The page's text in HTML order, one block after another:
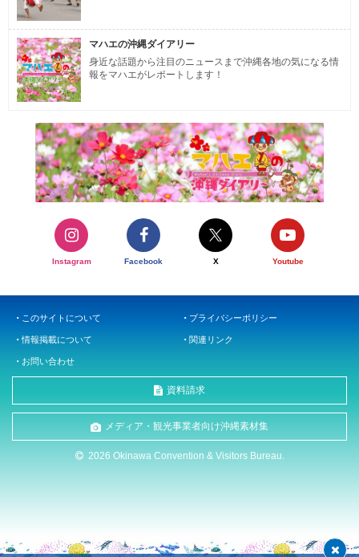
マハエの沖縄ダイアリー
身近な話題から注目のニュースまで沖縄各地の気になる情
報をマハエがレポートします！
Instagram Facebook X Youtube
このサイトについて プライバシーポリシー
情報掲載について 関連リンク
お問い合わせ
資料請求
メディア・観光事業者向け沖縄素材集
2026 Okinawa Convention & Visitors Bureau.